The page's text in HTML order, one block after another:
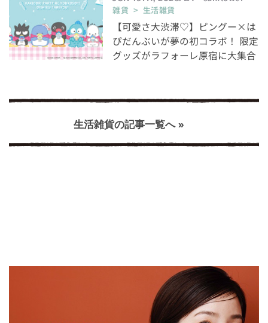
雑貨 > 生活雑貨
【可愛さ大渋滞♡】ピングー×は
ぴだんぶいが夢の初コラボ！ 限定
グッズがラフォーレ原宿に大集合
生活雑貨の記事一覧へ »